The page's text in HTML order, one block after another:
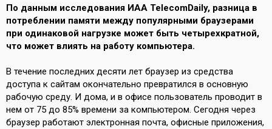
По данным исследования ИАА TelecomDaily, разница в
потреблении памяти между популярными браузерами
при одинаковой нагрузке может быть четырехкратной,
что может влиять на работу компьютера.
В течение последних десяти лет браузер из средства
доступа к сайтам окончательно превратился в основную
рабочую среду. И дома, и в офисе пользователь проводит в
нем от 75 до 85% времени за компьютером. Сегодня через
браузер работают электронная почта, офисные приложения,